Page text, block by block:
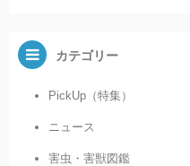
カテゴリー
PickUp（特集）
ニュース
害虫・害獣図鑑